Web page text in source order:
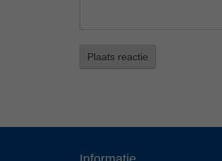
Plaats reactie